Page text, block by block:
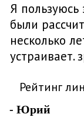
Я
были
несколько
устраивает.
Рейтинг
- Юрий